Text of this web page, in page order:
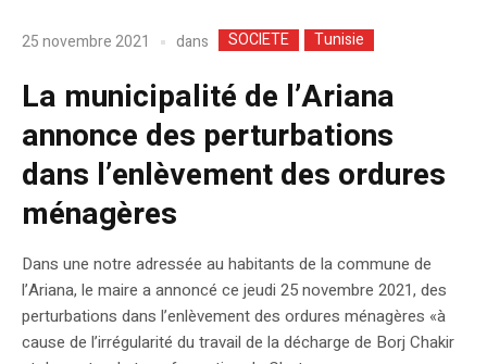
25 novembre 2021 dans SOCIETE Tunisie
La municipalité de l’Ariana
annonce des perturbations
dans l’enlèvement des ordures
ménagères
Dans une notre adressée au habitants de la commune de
l’Ariana, le maire a annoncé ce jeudi 25 novembre 2021, des
perturbations dans l’enlèvement des ordures ménagères «à
cause de l’irrégularité du travail de la décharge de Borj Chakir